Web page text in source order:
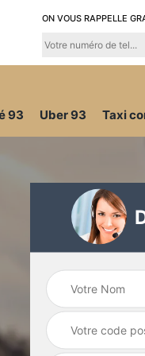
ON VOUS RAPPELLE
93 Uber 93 Taxi
privé 93